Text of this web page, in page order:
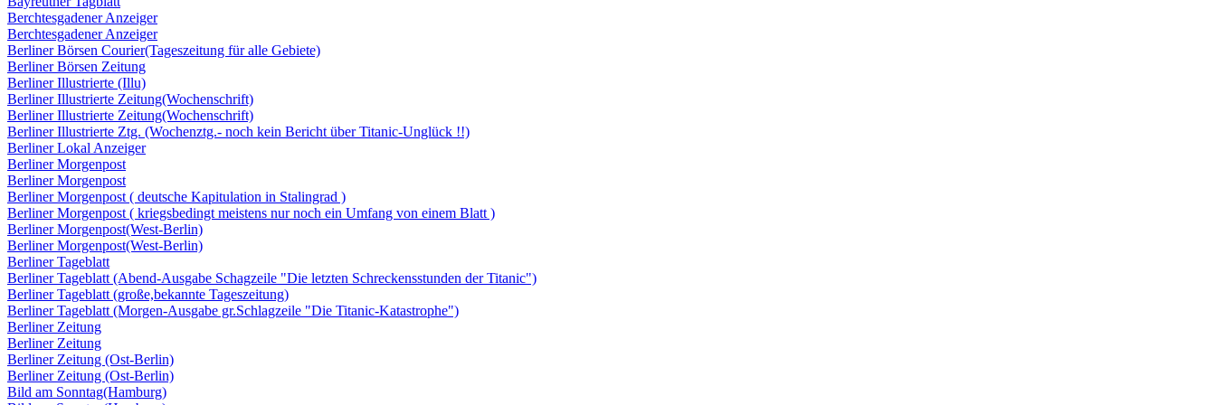
Berchtesgadener Anzeiger
Berchtesgadener Anzeiger
Berliner Börsen Courier(Tageszeitung für alle Gebiete)
Berliner Börsen Zeitung
Berliner Illustrierte (Illu)
Berliner Illustrierte Zeitung(Wochenschrift)
Berliner Illustrierte Zeitung(Wochenschrift)
Berliner Illustrierte Ztg. (Wochenztg.- noch kein Bericht über Titanic-Unglück !!)
Berliner Lokal Anzeiger
Berliner Morgenpost
Berliner Morgenpost
Berliner Morgenpost ( deutsche Kapitulation in Stalingrad )
Berliner Morgenpost ( kriegsbedingt meistens nur noch ein Umfang von einem Blatt )
Berliner Morgenpost(West-Berlin)
Berliner Morgenpost(West-Berlin)
Berliner Tageblatt
Berliner Tageblatt (Abend-Ausgabe Schagzeile "Die letzten Schreckensstunden der Titanic")
Berliner Tageblatt (große,bekannte Tageszeitung)
Berliner Tageblatt (Morgen-Ausgabe gr.Schlagzeile "Die Titanic-Katastrophe")
Berliner Zeitung
Berliner Zeitung
Berliner Zeitung (Ost-Berlin)
Berliner Zeitung (Ost-Berlin)
Bild am Sonntag(Hamburg)